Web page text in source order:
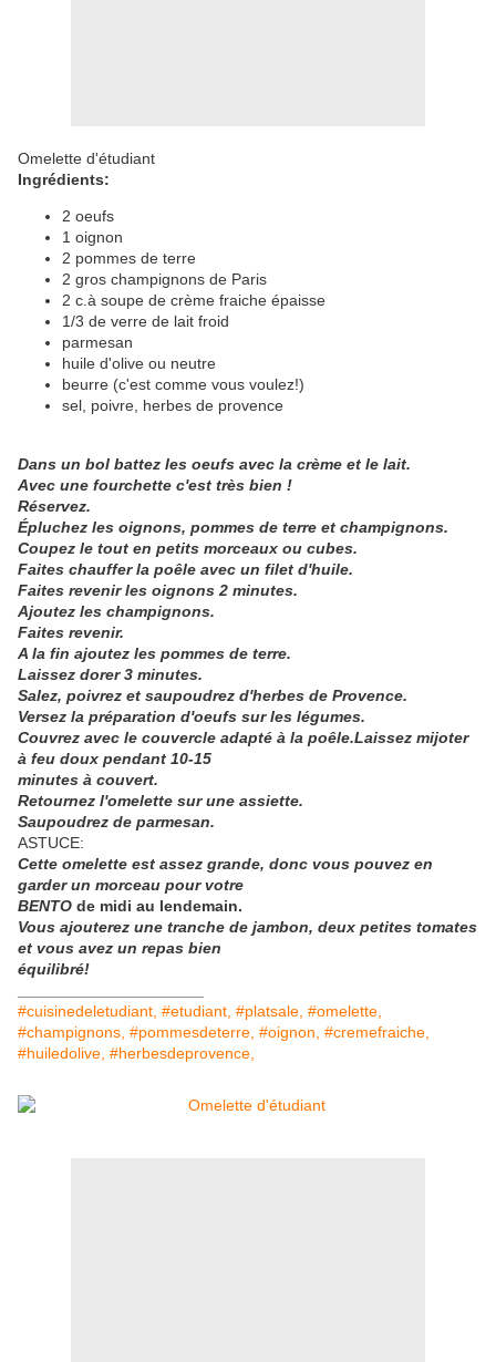
Omelette d'étudiant
Ingrédients:
2 oeufs
1 oignon
2 pommes de terre
2 gros champignons de Paris
2 c.à soupe de crème fraiche épaisse
1/3 de verre de lait froid
parmesan
huile d'olive ou neutre
beurre (c'est comme vous voulez!)
sel, poivre, herbes de provence
Dans un bol battez les oeufs avec la crème et le lait.
Avec une fourchette c'est très bien !
Réservez.
Épluchez les oignons, pommes de terre et champignons.
Coupez le tout en petits morceaux ou cubes.
Faites chauffer la poêle avec un filet d'huile.
Faites revenir les oignons 2 minutes.
Ajoutez les champignons.
Faites revenir.
A la fin ajoutez les pommes de terre.
Laissez dorer 3 minutes.
Salez, poivrez et saupoudrez d'herbes de Provence.
Versez la préparation d'oeufs sur les légumes.
Couvrez avec le couvercle adapté à la poêle.Laissez mijoter
à feu doux pendant 10-15
minutes à couvert.
Retournez l'omelette sur une assiette.
Saupoudrez de parmesan.
ASTUCE:
Cette omelette est assez grande, donc vous pouvez en
garder un morceau pour votre
BENTO de midi au lendemain.
Vous ajouterez une tranche de jambon, deux petites tomates
et vous avez un repas bien
équilibré!
#cuisinedeletudiant, #etudiant, #platsale, #omelette,
#champignons, #pommesdeterre, #oignon, #cremefraiche,
#huiledolive, #herbesdeprovence,